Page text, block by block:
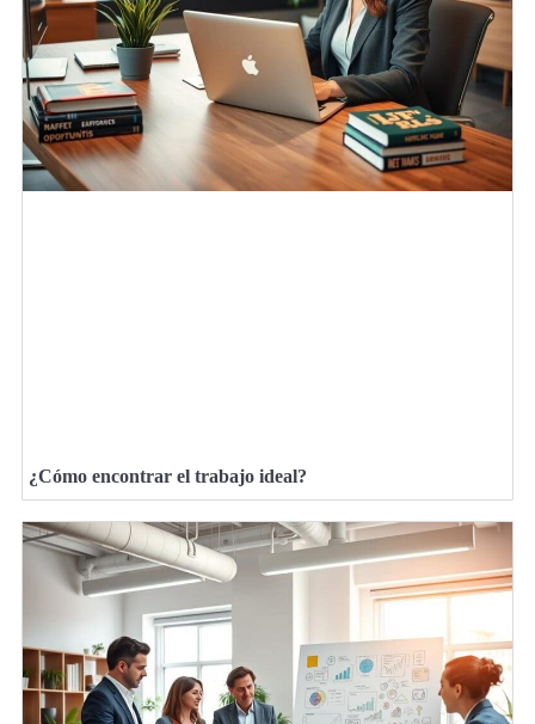
¿Cómo encontrar el trabajo ideal?